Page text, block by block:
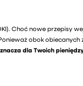
Choć nowe przepisy
obok
dla Twoich